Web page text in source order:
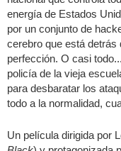
energía de Estados
por un conjunto de
cerebro que está detrás
perfección. O casi
policía de la vieja
para desbaratar los
todo a la normalidad,
Un película dirigida por